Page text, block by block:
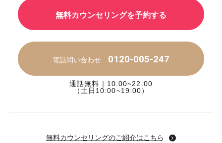
無料カウンセリングを予約する
電話問い合わせ 0120-005-247
通話無料｜10:00~22:00
（土日10:00~19:00）
無料カウンセリングのご紹介はこちら